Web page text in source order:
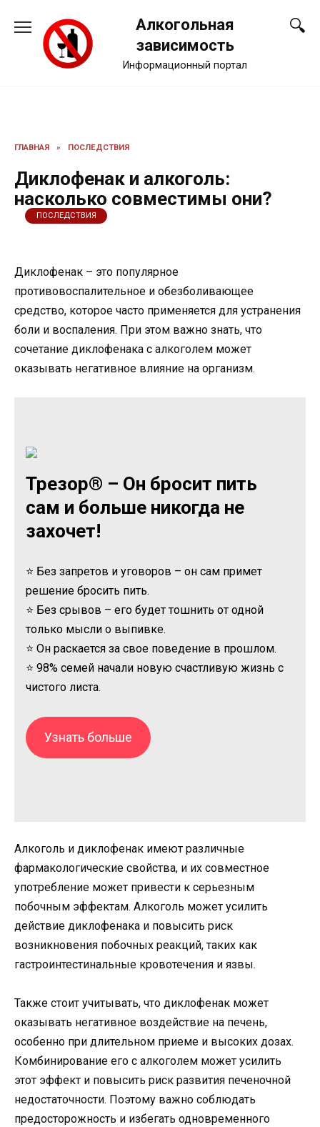
содержанию
Алкогольная
зависимость
Информационный портал
ГЛАВНАЯ » ПОСЛЕДСТВИЯ
Диклофенак и алкоголь:
насколько совместимы они?
ПОСЛЕДСТВИЯ
Диклофенак – это популярное
противовоспалительное и обезболивающее
средство, которое часто применяется для устранения
боли и воспаления. При этом важно знать, что
сочетание диклофенака с алкоголем может
оказывать негативное влияние на организм.
Трезор® – Он бросит пить
сам и больше никогда не
захочет!
⭐ Без запретов и уговоров – он сам примет
решение бросить пить.
⭐ Без срывов – его будет тошнить от одной
только мысли о выпивке.
⭐ Он раскается за свое поведение в прошлом.
⭐ 98% семей начали новую счастливую жизнь с
чистого листа.
Узнать больше
Алкоголь и диклофенак имеют различные
фармакологические свойства, и их совместное
употребление может привести к серьезным
побочным эффектам. Алкоголь может усилить
действие диклофенака и повысить риск
возникновения побочных реакций, таких как
гастроинтестинальные кровотечения и язвы.
Также стоит учитывать, что диклофенак может
оказывать негативное воздействие на печень,
особенно при длительном приеме и высоких дозах.
Комбинирование его с алкоголем может усилить
этот эффект и повысить риск развития печеночной
недостаточности. Поэтому важно соблюдать
предосторожность и избегать одновременного